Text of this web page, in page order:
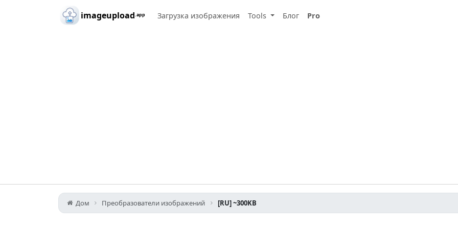
Skip to main content
imageupload.app Загрузка изображения Tools Блог Pro
Дом Преобразователи изображений [RU] ~300KB